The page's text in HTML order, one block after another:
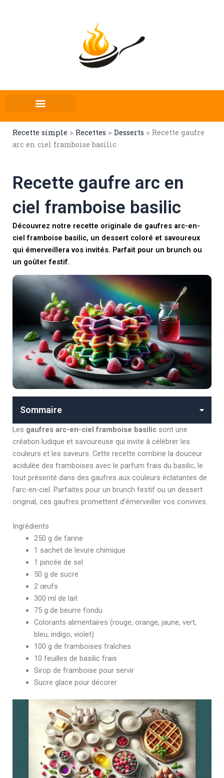
Recette simple > Recettes > Desserts > Recette gaufre
arc en ciel framboise basilic
Recette gaufre arc en
ciel framboise basilic
Découvrez notre recette originale de gaufres arc-en-
ciel framboise basilic, un dessert coloré et savoureux
qui émerveillera vos invités. Parfait pour un brunch ou
un goûter festif.
Sommaire
Les gaufres arc-en-ciel framboise basilicsont une
création ludique et savoureuse qui invite à célébrer les
couleurs et les saveurs. Cette recette combine la douceur
acidulée des framboises avec le parfum frais du basilic, le
tout présenté dans des gaufres aux couleurs éclatantes de
l’arc-en-ciel. Parfaites pour un brunch festif ou un dessert
original, ces gaufres promettent d’émerveiller vos convives.
Ingrédients
250 g de farine
1 sachet de levure chimique
1 pincée de sel
50 g de sucre
2 œufs
300 ml de lait
75 g de beurre fondu
Colorants alimentaires (rouge, orange, jaune, vert,
bleu, indigo, violet)
100 g de framboises fraîches
10 feuilles de basilic frais
Sirop de framboise pour servir
Sucre glace pour décorer